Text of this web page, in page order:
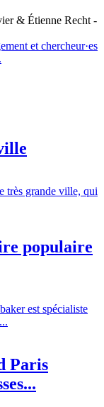
& Étienne Recht -
et chercheur·es
très grande ville, qui
populaire
est spécialiste
Paris